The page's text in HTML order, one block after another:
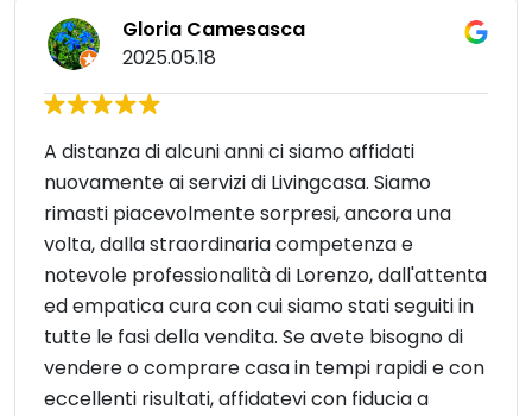
Gloria Camesasca
2025.05.18
A distanza di alcuni anni ci siamo affidati
nuovamente ai servizi di Livingcasa. Siamo
rimasti piacevolmente sorpresi, ancora una
volta, dalla straordinaria competenza e
notevole professionalità di Lorenzo, dall'attenta
ed empatica cura con cui siamo stati seguiti in
tutte le fasi della vendita. Se avete bisogno di
vendere o comprare casa in tempi rapidi e con
eccellenti risultati, affidatevi con fiducia a